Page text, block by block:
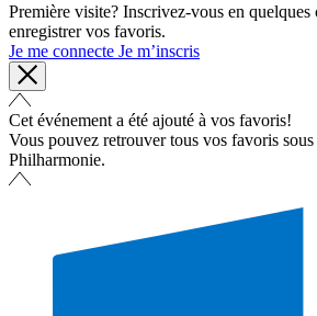
Première visite? Inscrivez-vous en quelques
enregistrer vos favoris.
Je me connecte Je m’inscris
Cet événement a été ajouté à vos favoris!
Vous pouvez retrouver tous vos favoris
Philharmonie.